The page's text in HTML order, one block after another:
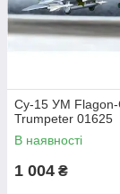
Су-15 УМ Flagon-
Trumpeter 01625
В наявності
1 004 ₴